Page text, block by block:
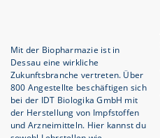
Mit der Biopharmazie ist in
Dessau eine wirkliche
Zukunftsbranche vertreten. Über
800 Angestellte beschäftigen sich
bei der IDT Biologika GmbH mit
der Herstellung von Impfstoffen
und Arzneimitteln. Hier kannst du